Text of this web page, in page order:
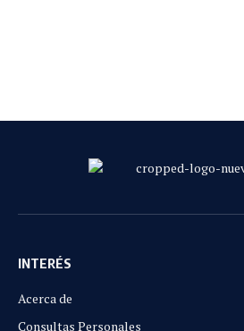
INTERÉS
Acerca de
Consultas Personales